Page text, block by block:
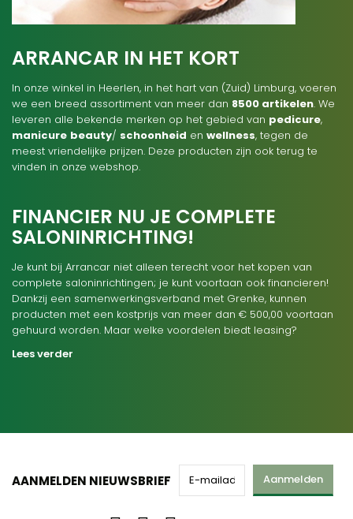
ARRANCAR IN HET KORT
In onze winkel in Heerlen, in het hart van (Zuid) Limburg, voeren
we een breed assortiment van meer dan 8500 artikelen. We
leveren alle bekende merken op het gebied van pedicure,
manicure beauty/ schoonheid en wellness, tegen de
meest vriendelijke prijzen. Deze producten zijn ook terug te
vinden in onze webshop.
FINANCIER NU JE COMPLETE
SALONINRICHTING!
Je kunt bij Arrancar niet alleen terecht voor het kopen van
complete saloninrichtingen; je kunt voortaan ook financieren!
Dankzij een samenwerkingsverband met Grenke, kunnen
producten met een kostprijs van meer dan € 500,00 voortaan
gehuurd worden. Maar welke voordelen biedt leasing?
Lees verder
AANMELDEN NIEUWSBRIEF Aanmelden